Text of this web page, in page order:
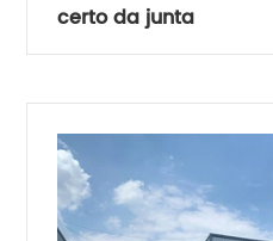
certo da junta